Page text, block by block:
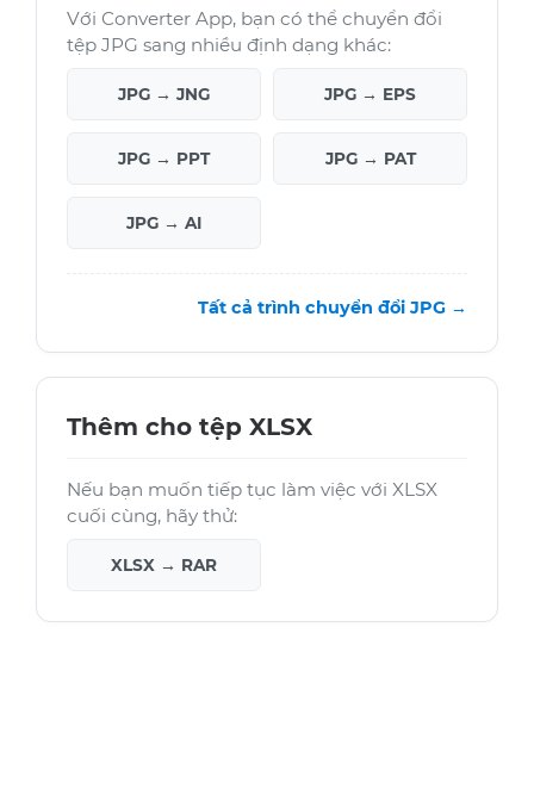
Với Converter App, bạn có thể chuyển đổi
tệp JPG sang nhiều định dạng khác:
JPG → JNG JPG → EPS
JPG → PPT JPG → PAT
JPG → AI
Tất cả trình chuyển đổi JPG →
Thêm cho tệp XLSX
Nếu bạn muốn tiếp tục làm việc với XLSX
cuối cùng, hãy thử:
XLSX → RAR